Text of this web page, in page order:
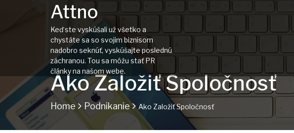
Attno
Keď ste vyskúšali už všetko a
chystáte sa so svojim biznisom
nadobro seknúť, vyskúšajte poslednú
záchranou. Tou sa môžu stať PR
články na našom webe.
Ako Založiť Spoločnosť
Home Podnikanie Ako Založiť Spoločnosť